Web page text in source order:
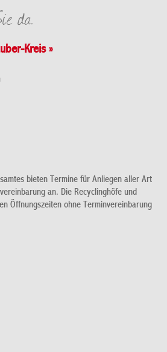
Kreis »
bieten Termine für Anliegen aller Art
an. Die Recyclinghöfe und
Öffnungszeiten ohne Terminvereinbarung